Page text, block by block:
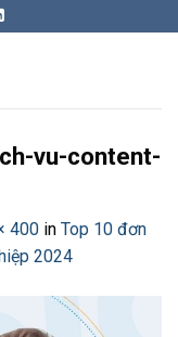
vu-content-
400 in Top 10 đơn
2024